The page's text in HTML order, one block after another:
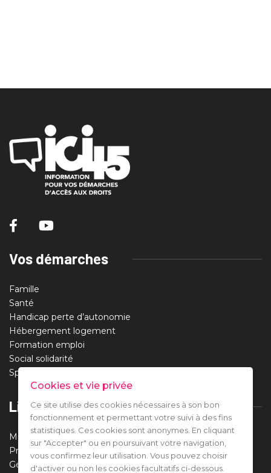
Vos démarches
Famille
Santé
Handicap perte d’autonomie
Hébergement logement
Formation emploi
Social solidarité
Sport santé loisirs
Liens utiles
Mentions légales
Protection des données
Gestion des cookies
Cookies et vie privée
Ce site utilise des cookies nécessaires à son bon
fonctionnement et permettant votre suivi à des fins
statistiques. Ces cookies sont anonymes. En cliquant
sur "Accepter" ou en poursuivant votre navigation,
vous confirmez leur utilisation. Vous pouvez choisir
d'activer ou non les cookies facultatifs ci-dessous.